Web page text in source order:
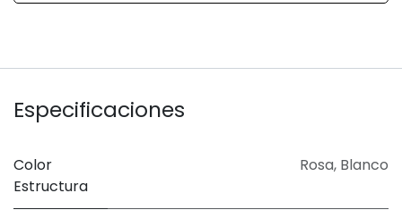
Especificaciones
Color
Estructura
Rosa, Blanco